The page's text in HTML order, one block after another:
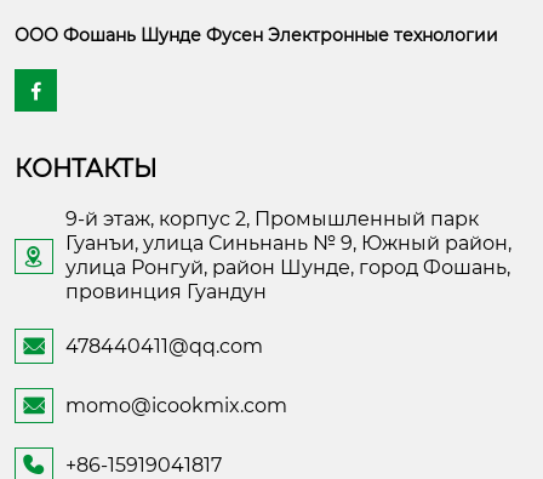
ООО Фошань Шунде Фусен Электронные технологии

КОНТАКТЫ

9-й этаж, корпус 2, Промышленный парк
Гуанъи, улица Синьнань № 9, Южный район,
улица Ронгуй, район Шунде, город Фошань,
провинция Гуандун
 478440411@qq.com
 momo@icookmix.com
 +86-15919041817